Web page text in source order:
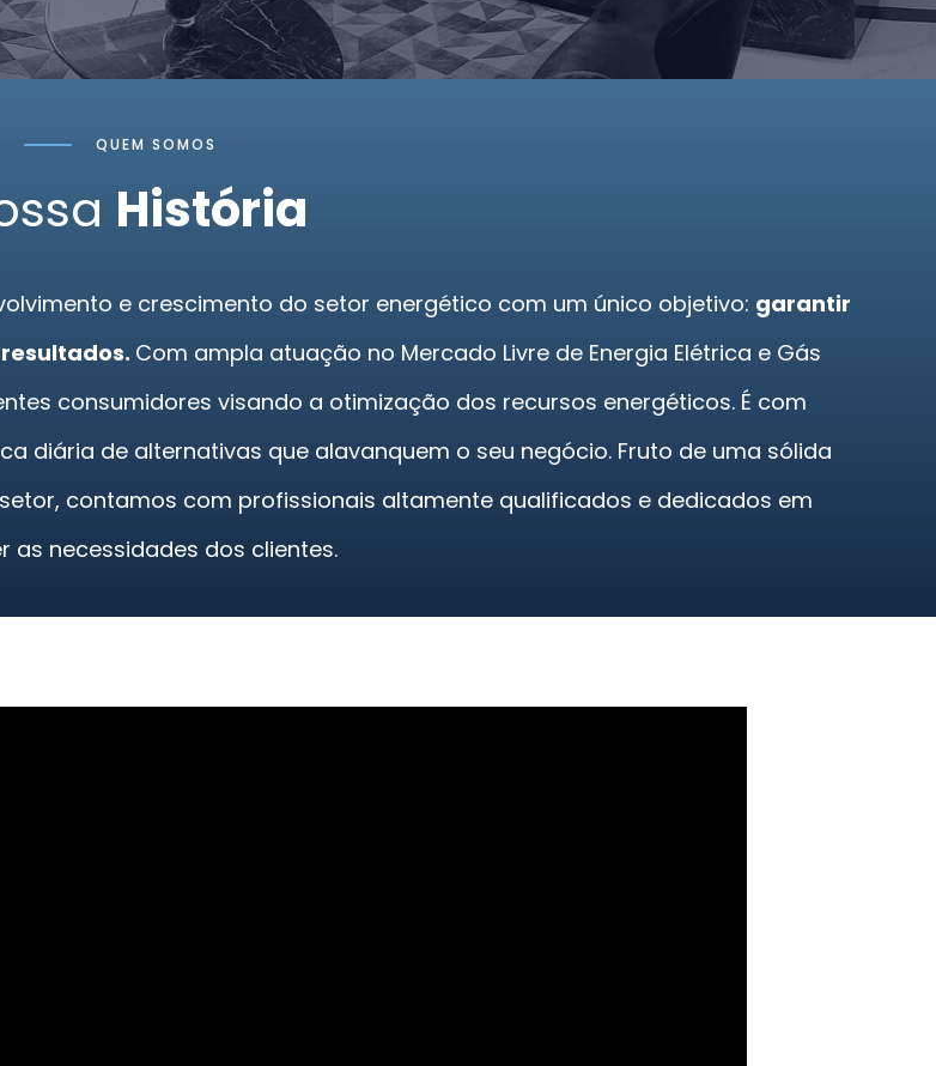
QUEM SOMOS
História
e crescimento do setor energético com um único objetivo: garantir
Com ampla atuação no Mercado Livre de Energia Elétrica e Gás
consumidores visando a otimização dos recursos energéticos. É com
diária de alternativas que alavanquem o seu negócio. Fruto de uma sólida
contamos com profissionais altamente qualificados e dedicados em
as necessidades dos clientes.